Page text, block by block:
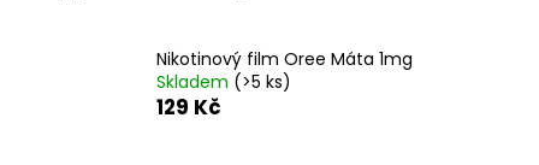
Nikotinový film Oree Máta 1mg
Skladem (>5 ks)
129 Kč